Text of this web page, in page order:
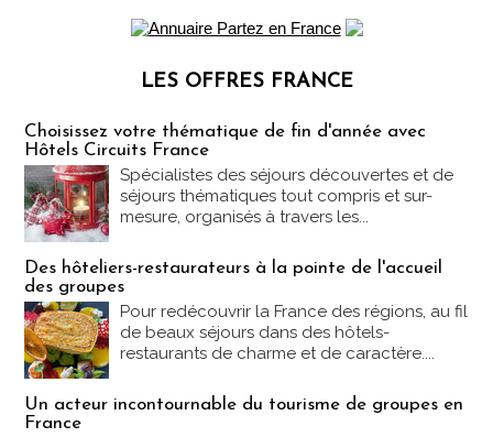
LES OFFRES FRANCE
Choisissez votre thématique de fin d'année avec
Hôtels Circuits France
Spécialistes des séjours découvertes et de
séjours thématiques tout compris et sur-
mesure, organisés à travers les...
Des hôteliers-restaurateurs à la pointe de l'accueil
des groupes
Pour redécouvrir la France des régions, au fil
de beaux séjours dans des hôtels-
restaurants de charme et de caractère....
Un acteur incontournable du tourisme de groupes en
France